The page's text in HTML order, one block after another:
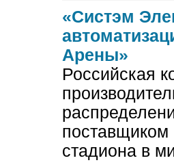
«Систэм
Арены»
Российская
поставщиком
стадиона в